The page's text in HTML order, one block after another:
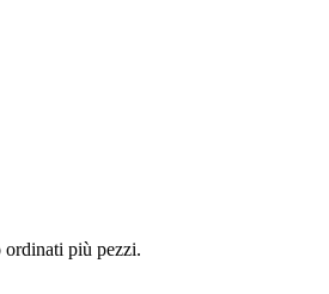
ordinati più pezzi.